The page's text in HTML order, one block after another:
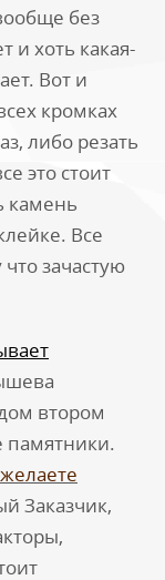
без
и хоть какая-
Вот и
кромках
либо резать
это стоит
камень
Все
зачастую
втором
памятники.
Заказчик,